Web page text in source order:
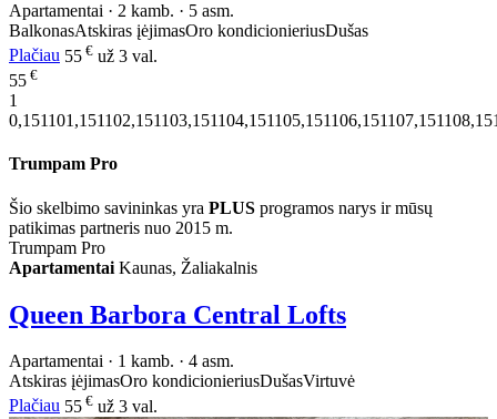
Apartamentai · 2 kamb. · 5 asm.
BalkonasAtskiras įėjimasOro kondicionieriusDušas
Plačiau 55 € už 3 val.
55 €
1
Trumpam Pro
Šio skelbimo savininkas yra PLUS programos narys ir mūsų
patikimas partneris nuo 2015 m.
Trumpam Pro
Apartamentai Kaunas, Žaliakalnis
Queen Barbora Central Lofts
Apartamentai · 1 kamb. · 4 asm.
Atskiras įėjimasOro kondicionieriusDušasVirtuvė
Plačiau 55 € už 3 val.